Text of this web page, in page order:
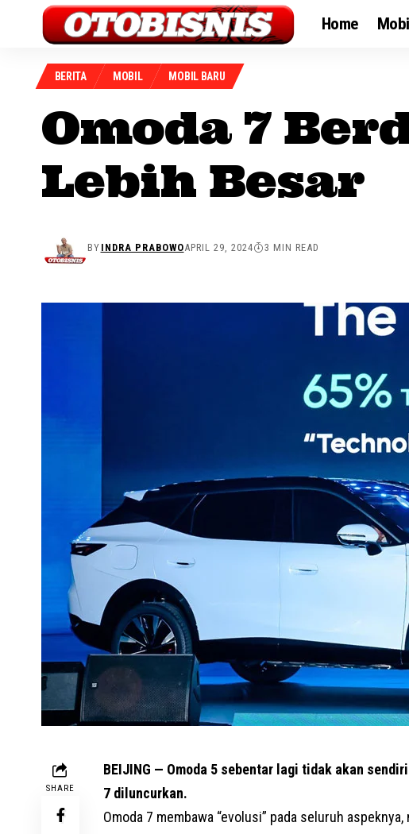
Home
BERITA MOBIL MOBIL BARU
Omoda 7
Lebih Besar
BY INDRA PRABOWOAPRIL 29, 2024 3 MIN READ
SHARE
BEIJING — Omoda 5 sebentar lagi tidak akan
7 diluncurkan.
Omoda 7 membawa “evolusi” pada seluruh